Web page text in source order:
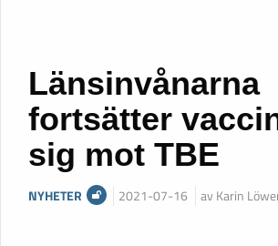
Länsinvånarna
fortsätter
sig mot TBE
NYHETER 2021-07-16 av Karin